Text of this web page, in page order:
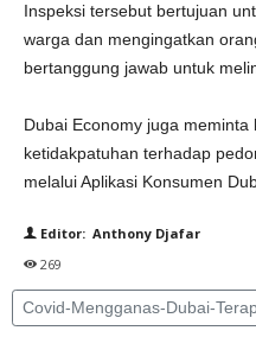
Inspeksi tersebut bertujuan
warga dan mengingatkan
bertanggung jawab untuk
Dubai Economy juga
ketidakpatuhan terhadap
melalui Aplikasi Konsumen
Editor: Anthony Djafar
269
Covid-Mengganas-Dubai-